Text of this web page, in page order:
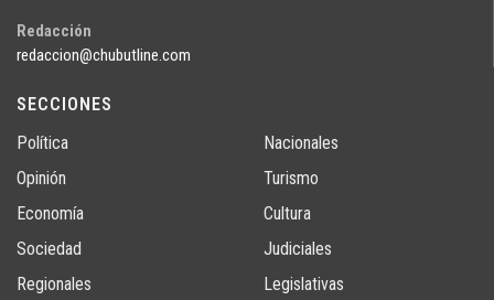
Redacción
redaccion@chubutline.com
SECCIONES
Política
Opinión
Economía
Sociedad
Regionales
Nacionales
Turismo
Cultura
Judiciales
Legislativas